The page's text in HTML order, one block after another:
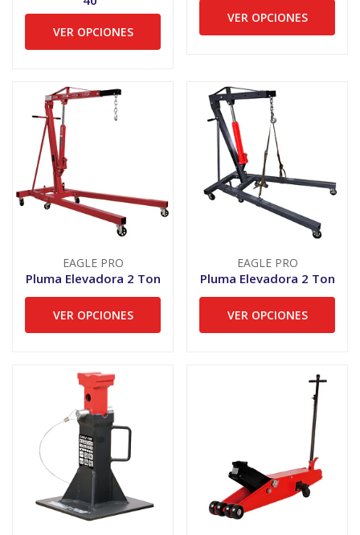
VER OPCIONES
VER OPCIONES
EAGLE PRO
Pluma Elevadora 2 Ton
VER OPCIONES
EAGLE PRO
Pluma Elevadora 2 Ton
VER OPCIONES